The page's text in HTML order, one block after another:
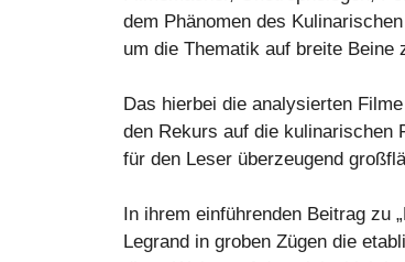
dem Phänomen des
um die Thematik auf breite Beine
Das hierbei die analysierten
den Rekurs auf die kulinarischen
für den Leser überzeugend
In ihrem einführenden Beitrag zu
Legrand in groben Zügen die